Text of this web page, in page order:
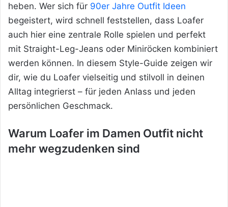
heben. Wer sich für 90er Jahre Outfit Ideen
begeistert, wird schnell feststellen, dass Loafer
auch hier eine zentrale Rolle spielen und perfekt
mit Straight-Leg-Jeans oder Miniröcken kombiniert
werden können. In diesem Style-Guide zeigen wir
dir, wie du Loafer vielseitig und stilvoll in deinen
Alltag integrierst – für jeden Anlass und jeden
persönlichen Geschmack.
Warum Loafer im Damen Outfit nicht
mehr wegzudenken sind